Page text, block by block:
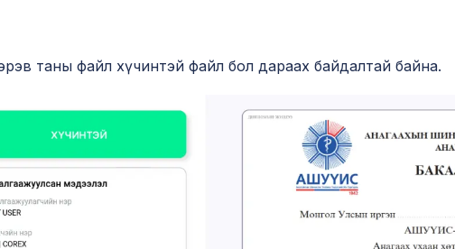
таны файл хүчинтэй файл бол дараах байдалтай байна.